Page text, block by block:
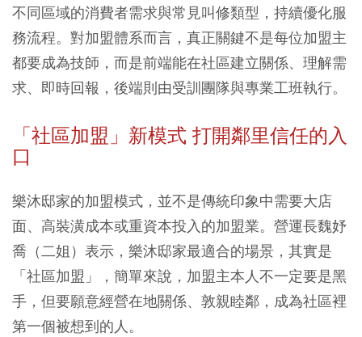
不同區域的消費者需求與常見叫修類型，持續優化服
務流程。對加盟體系而言，真正關鍵不是每位加盟主
都要成為技師，而是前端能在社區建立關係、理解需
求、即時回報，後端則由受訓團隊與專業工班執行。
「社區加盟」新模式 打開鄰里信任的入
口
樂沐邸家的加盟模式，並不是傳統印象中需要大店
面、高裝潢成本或重資本投入的加盟業。營運長魏妤
喬（二姐）表示，樂沐邸家最適合的場景，其實是
「社區加盟」，簡單來說，加盟主本人不一定要是黑
手，但要願意經營在地關係、敦親睦鄰，成為社區裡
第一個被想到的人。